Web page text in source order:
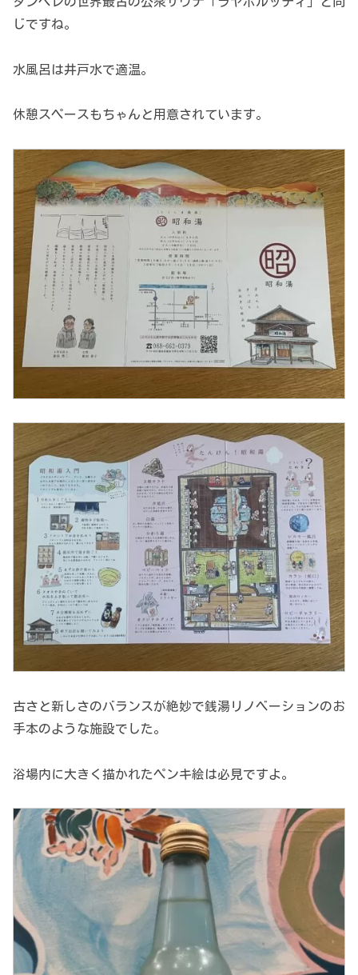
じですね。
水風呂は井戸水で適温。
休憩スペースもちゃんと用意されています。
古さと新しさのバランスが絶妙で銭湯リノベーションのお
手本のような施設でした。
浴場内に大きく描かれたペンキ絵は必見ですよ。